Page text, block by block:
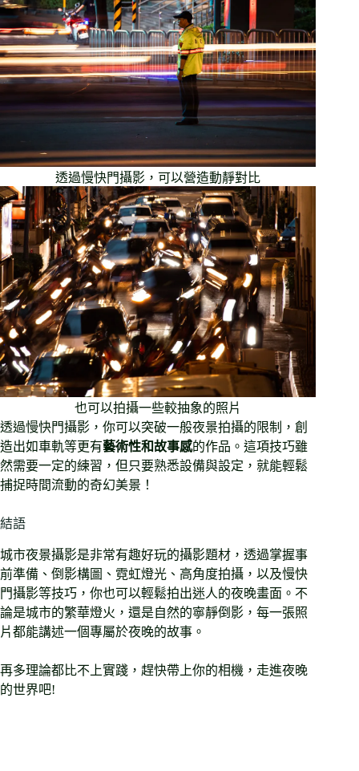
透過慢快門攝影，可以營造動靜對比
也可以拍攝一些較抽象的照片
透過慢快門攝影，你可以突破一般夜景拍攝的限制，創
造出如車軌等更有藝術性和故事感的作品。這項技巧雖
然需要一定的練習，但只要熟悉設備與設定，就能輕鬆
捕捉時間流動的奇幻美景！
結語
城市夜景攝影是非常有趣好玩的攝影題材，透過掌握事
前準備、倒影構圖、霓虹燈光、高角度拍攝，以及慢快
門攝影等技巧，你也可以輕鬆拍出迷人的夜晚畫面。不
論是城市的繁華燈火，還是自然的寧靜倒影，每一張照
片都能講述一個專屬於夜晚的故事。
再多理論都比不上實踐，趕快帶上你的相機，走進夜晚
的世界吧!